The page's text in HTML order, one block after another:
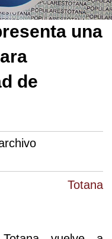
Totana
una
de